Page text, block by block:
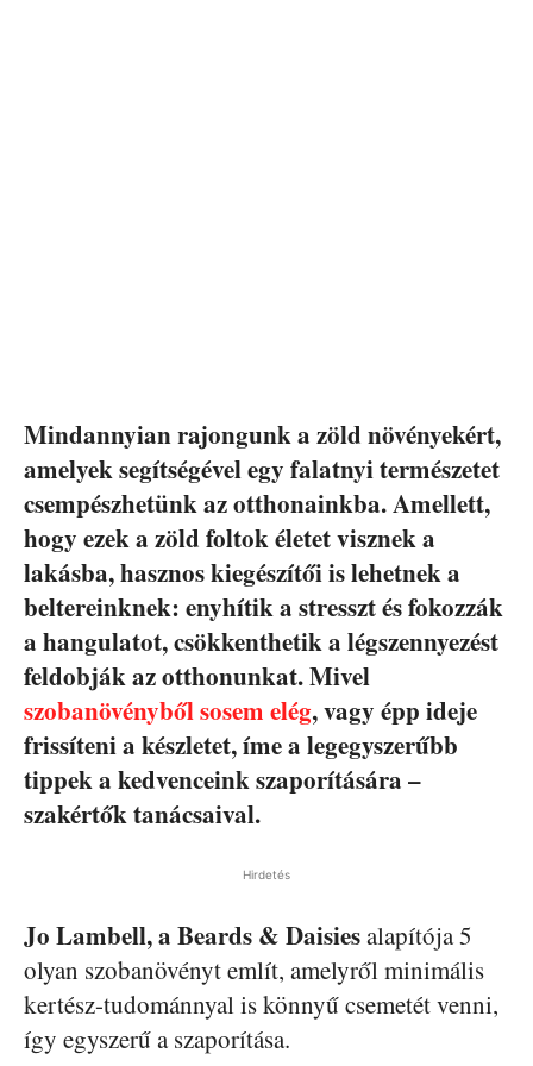
Mindannyian rajongunk a zöld növényekért,
amelyek segítségével egy falatnyi természetet
csempészhetünk az otthonainkba. Amellett,
hogy ezek a zöld foltok életet visznek a
lakásba, hasznos kiegészítői is lehetnek a
beltereinknek: enyhítik a stresszt és fokozzák
a hangulatot, csökkenthetik a légszennyezést
feldobják az otthonunkat. Mivel
szobanövényből sosem elég, vagy épp ideje
frissíteni a készletet, íme a legegyszerűbb
tippek a kedvenceink szaporítására –
szakértők tanácsaival.
Hirdetés
Jo Lambell, a Beards & Daisiesalapítója 5
olyan szobanövényt említ, amelyről minimális
kertész-tudománnyal is könnyű csemetét venni,
így egyszerű a szaporítása.